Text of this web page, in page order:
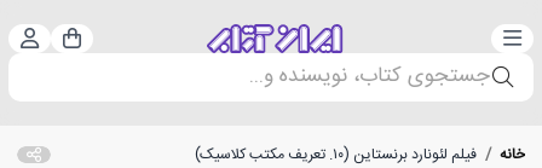
دسته‌بندی سبد
جستجوی کتاب، نویسنده و...
خانه / فیلم لئونارد برنستاین (۱۰. تعریف مکتب کلاسیک)